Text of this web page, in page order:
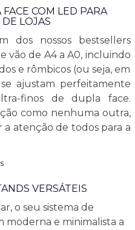
COM LED PARA
LOJAS
dos nossos bestsellers
vão de A4 a A0, incluindo
e rômbicos (ou seja, em
ajustam perfeitamente
finos de dupla face.
como nenhuma outra,
atenção de todos para a
VERSÁTEIS
o seu sistema de
moderna e minimalista a